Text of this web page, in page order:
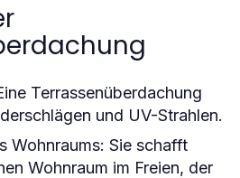
Terrassenüberdachung
und UV-Strahlen.
Wohnraums: Sie schafft
Wohnraum im Freien, der